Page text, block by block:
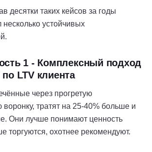
десятки таких кейсов за годы
устойчивых
1 - Комплексный подход
LTV клиента
через прогретую
воронку, тратят на 25-40% больше и
Они лучше понимают ценность
торгуются, охотнее рекомендуют.